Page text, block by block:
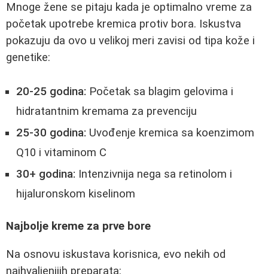
Mnoge žene se pitaju kada je optimalno vreme za
početak upotrebe kremica protiv bora. Iskustva
pokazuju da ovo u velikoj meri zavisi od tipa kože i
genetike:
20-25 godina: Početak sa blagim gelovima i
hidratantnim kremama za prevenciju
25-30 godina: Uvođenje kremica sa koenzimom
Q10 i vitaminom C
30+ godina: Intenzivnija nega sa retinolom i
hijaluronskom kiselinom
Najbolje kreme za prve bore
Na osnovu iskustava korisnica, evo nekih od
najhvaljenijih preparata: